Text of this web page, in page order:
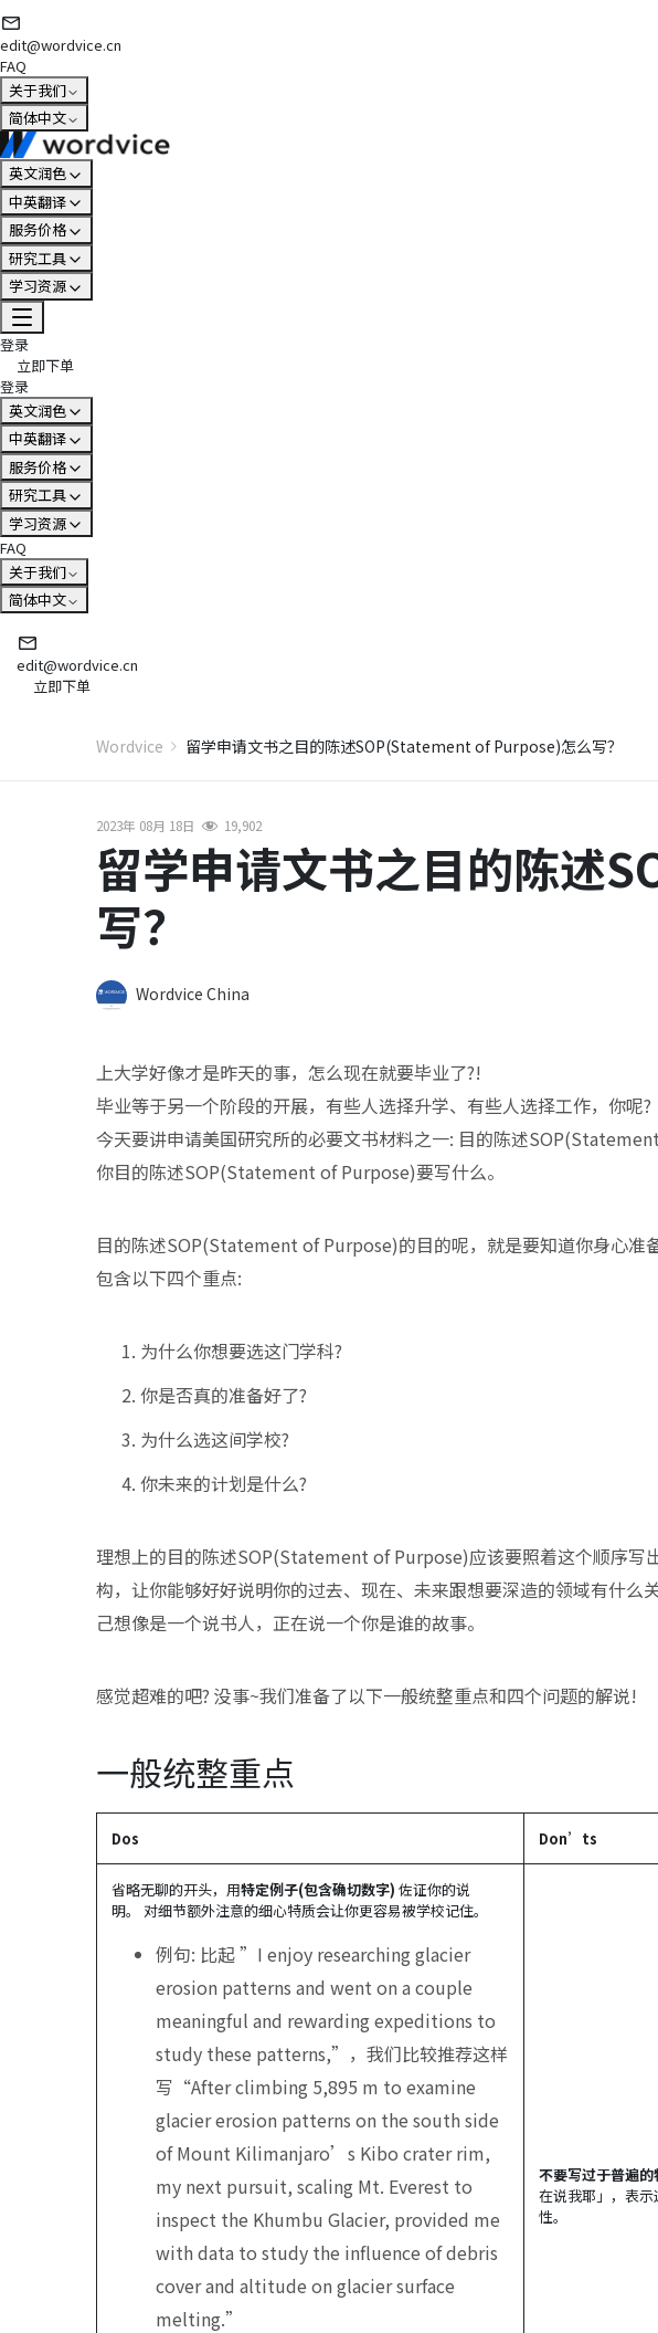
edit@wordvice.cn
FAQ
关于我们
简体中文
英文润色
中英翻译
服务价格
研究工具
学习资源
登录
立即下单
登录
英文润色
中英翻译
服务价格
研究工具
学习资源
FAQ
关于我们
简体中文
edit@wordvice.cn
立即下单
Wordvice 留学申请文书之目的陈述SOP(Statement of Purpose)怎么写？
2023年 08月 18日 19,902
留学申请文书之目的陈述
写？
Wordvice China
上大学好像才是昨天的事，怎么现在就要毕业了?!
毕业等于另一个阶段的开展，有些人选择升学、有些人选择工作，你呢?
今天要讲申请美国研究所的必要文书材料之一: 目的陈述
你目的陈述SOP(Statement of Purpose)要写什么。
目的陈述SOP(Statement of Purpose)的目的呢，就是要知道你身心准
包含以下四个重点:
为什么你想要选这门学科?
你是否真的准备好了?
为什么选这间学校?
你未来的计划是什么?
理想上的目的陈述SOP(Statement of Purpose)应该要照着这个顺序写
构，让你能够好好说明你的过去、现在、未来跟想要深造的领域有什么
己想像是一个说书人，正在说一个你是谁的故事。
感觉超难的吧? 没事~我们准备了以下一般统整重点和四个问题的解说!
一般统整重点
Dos Don’ts
省略无聊的开头，用特定例子(包含确切数字) 佐证你的说
明。 对细节额外注意的细心特质会让你更容易被学校记住。
例句: 比起 ”I enjoy researching glacier
erosion patterns and went on a couple
meaningful and rewarding expeditions to
study these patterns,”，我们比较推荐这样
写“After climbing 5,895 m to examine
glacier erosion patterns on the south side
of Mount Kilimanjaro’s Kibo crater rim,
my next pursuit, scaling Mt. Everest to
inspect the Khumbu Glacier, provided me
with data to study the influence of debris
cover and altitude on glacier surface
melting.”
不要写过于普遍的
在说我耶」，表
性。